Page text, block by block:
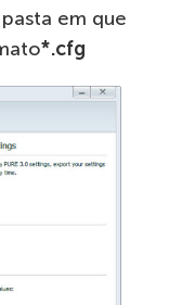
em que
*.cfg